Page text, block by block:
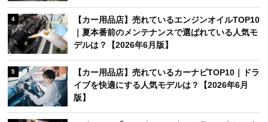
4
【カー用品店】売れているエンジンオイルTOP10
｜夏本番前のメンテナンスで選ばれている人気モ
デルは？【2026年6月版】
5
【カー用品店】売れているカーナビTOP10｜ドラ
イブを快適にする人気モデルは？【2026年6月
版】